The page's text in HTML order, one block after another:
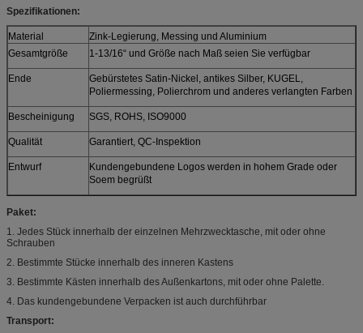
Spezifikationen:
Material
Zink-Legierung, Messing und Aluminium
Gesamtgröße
1-13/16“ und Größe nach Maß seien Sie verfügbar
Ende
Gebürstetes Satin-Nickel, antikes Silber, KUGEL,
Poliermessing, Polierchrom und anderes verlangten Farben
Bescheinigung SGS, ROHS, ISO9000
Qualität Garantiert, QC-Inspektion
Entwurf
Kundengebundene Logos werden in hohem Grade oder
Soem begrüßt
Paket:
1. Jedes Stück innerhalb der einzelnen Mehrzwecktasche, mit oder ohne
Schrauben
2. Bestimmte Stücke innerhalb des inneren Kastens
3. Bestimmte Kästen innerhalb des Außenkartons, mit oder ohne Palette.
4. Das kundengebundene Verpacken ist auch durchführbar
Transport: